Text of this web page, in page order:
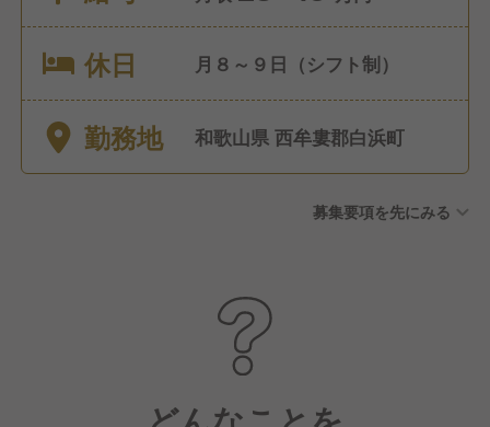
休日 月８～９日（シフト制）
勤務地 和歌山県 西牟婁郡白浜町
募集要項を先にみる